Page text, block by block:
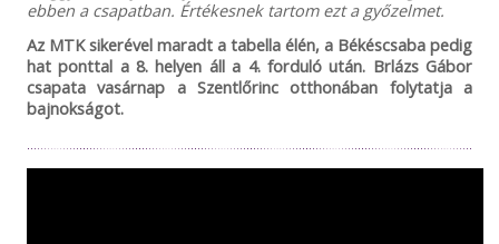
ebben a csapatban. Értékesnek tartom ezt a győzelmet.
Az MTK sikerével maradt a tabella élén, a Békéscsaba pedig
hat ponttal a 8. helyen áll a 4. forduló után. Brlázs Gábor
csapata vasárnap a Szentlőrinc otthonában folytatja a
bajnokságot.